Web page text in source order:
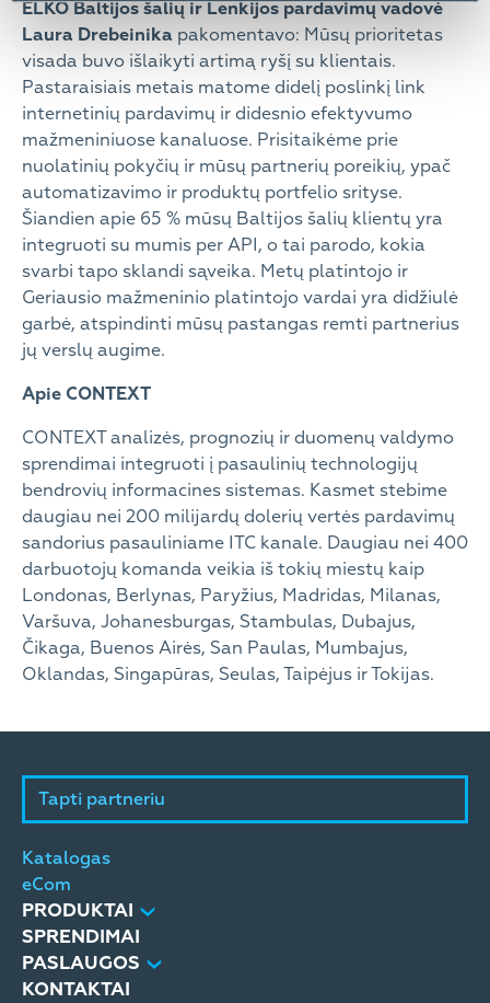
ELKO Baltijos šalių ir Lenkijos pardavimų vadovė
Laura Drebeinika pakomentavo: Mūsų prioritetas
visada buvo išlaikyti artimą ryšį su klientais.
Pastaraisiais metais matome didelį poslinkį link
internetinių pardavimų ir didesnio efektyvumo
mažmeniniuose kanaluose. Prisitaikėme prie
nuolatinių pokyčių ir mūsų partnerių poreikių, ypač
automatizavimo ir produktų portfelio srityse.
Šiandien apie 65 % mūsų Baltijos šalių klientų yra
integruoti su mumis per API, o tai parodo, kokia
svarbi tapo sklandi sąveika. Metų platintojo ir
Geriausio mažmeninio platintojo vardai yra didžiulė
garbė, atspindinti mūsų pastangas remti partnerius
jų verslų augime.
Apie CONTEXT
CONTEXT analizės, prognozių ir duomenų valdymo
sprendimai integruoti į pasaulinių technologijų
bendrovių informacines sistemas. Kasmet stebime
daugiau nei 200 milijardų dolerių vertės pardavimų
sandorius pasauliniame ITC kanale. Daugiau nei 400
darbuotojų komanda veikia iš tokių miestų kaip
Londonas, Berlynas, Paryžius, Madridas, Milanas,
Varšuva, Johanesburgas, Stambulas, Dubajus,
Čikaga, Buenos Airės, San Paulas, Mumbajus,
Oklandas, Singapūras, Seulas, Taipėjus ir Tokijas.
Tapti partneriu
Katalogas
eCom
PRODUKTAI
SPRENDIMAI
PASLAUGOS
KONTAKTAI